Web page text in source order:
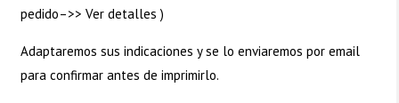
pedido–>>Ver detalles )
Adaptaremos sus indicaciones y se lo enviaremos por email
para confirmar antes de imprimirlo.